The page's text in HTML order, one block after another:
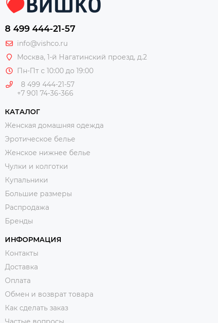
8 499 444-21-57
info@vishco.ru
Москва, 1-й Нагатинский проезд, д.2
Пн-Пт с 10:00 до 19:00
8 499 444-21-57
+7 901 74-36-366
КАТАЛОГ
Женская домашняя одежда
Эротическое белье
Женское нижнее белье
Чулки и колготки
Купальники
Большие размеры
Распродажа
Бренды
ИНФОРМАЦИЯ
Контакты
Доставка
Оплата
Обмен и возврат товара
Как сделать заказ